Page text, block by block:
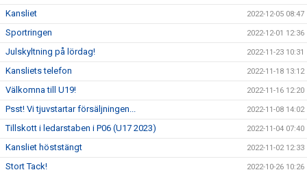
Kansliet 2022-12-05 08:47
Sportringen 2022-12-01 12:36
Julskyltning på lördag! 2022-11-23 10:31
Kansliets telefon 2022-11-18 13:12
Välkomna till U19! 2022-11-16 12:20
Psst! Vi tjuvstartar försäljningen... 2022-11-08 14:02
Tillskott i ledarstaben i P06 (U17 2023) 2022-11-04 07:40
Kansliet höststängt 2022-11-02 12:33
Stort Tack! 2022-10-26 10:26